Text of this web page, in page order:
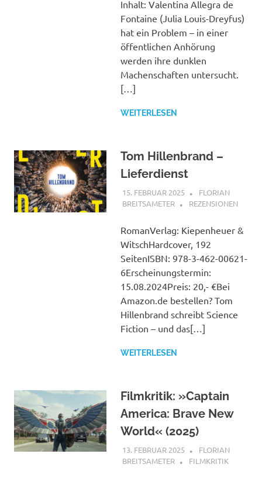
Inhalt: Valentina Allegra de
Fontaine (Julia Louis-Dreyfus)
hat ein Problem – in einer
öffentlichen Anhörung
werden ihre dunklen
Machenschaften untersucht.
[…]
WEITERLESEN
Tom Hillenbrand –
Lieferdienst
15. FEBRUAR 2025
FLORIAN
BREITSAMETER
REZENSIONEN
RomanVerlag: Kiepenheuer &
WitschHardcover, 192
SeitenISBN: 978-3-462-00621-
6Erscheinungstermin:
15.08.2024Preis: 20,- €Bei
Amazon.de bestellen? Tom
Hillenbrand schreibt Science
Fiction – und das[…]
WEITERLESEN
Filmkritik: »Captain
America: Brave New
World« (2025)
13. FEBRUAR 2025
FLORIAN
BREITSAMETER
FILMKRITIK